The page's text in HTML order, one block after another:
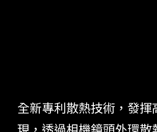
全新專利散熱技術，發揮